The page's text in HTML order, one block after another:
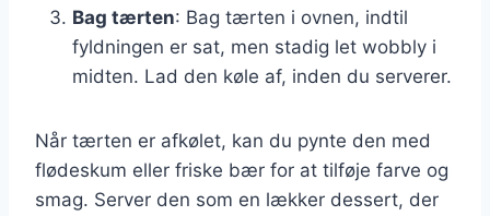
Bag tærten: Bag tærten i ovnen, indtil
fyldningen er sat, men stadig let wobbly i
midten. Lad den køle af, inden du serverer.
Når tærten er afkølet, kan du pynte den med
flødeskum eller friske bær for at tilføje farve og
smag. Server den som en lækker dessert, der